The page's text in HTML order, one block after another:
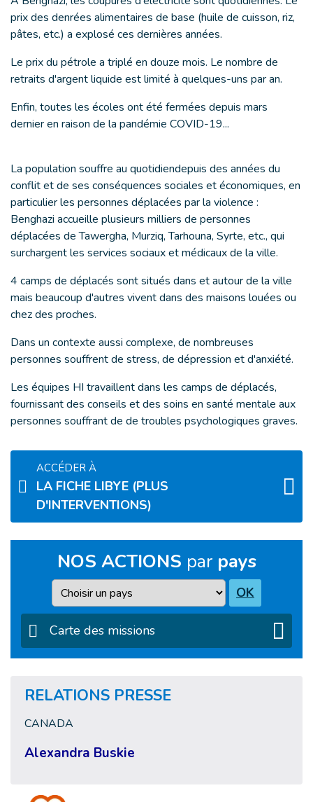
prix des denrées alimentaires de base (huile de cuisson, riz,
pâtes, etc.) a explosé ces dernières années.
Le prix du pétrole a triplé en douze mois. Le nombre de
retraits d'argent liquide est limité à quelques-uns par an.
Enfin, toutes les écoles ont été fermées depuis mars
dernier en raison de la pandémie COVID-19...
La population souffre au quotidiendepuis des années du
conflit et de ses conséquences sociales et économiques, en
particulier les personnes déplacées par la violence :
Benghazi accueille plusieurs milliers de personnes
déplacées de Tawergha, Murziq, Tarhouna, Syrte, etc., qui
surchargent les services sociaux et médicaux de la ville.
4 camps de déplacés sont situés dans et autour de la ville
mais beaucoup d'autres vivent dans des maisons louées ou
chez des proches.
Dans un contexte aussi complexe, de nombreuses
personnes souffrent de stress, de dépression et d'anxiété.
Les équipes HI travaillent dans les camps de déplacés,
fournissant des conseils et des soins en santé mentale aux
personnes souffrant de de troubles psychologiques graves.
ACCÉDER À
LA FICHE LIBYE (PLUS
D'INTERVENTIONS)
NOS ACTIONS par pays
Pays OK
Carte des missions
RELATIONS PRESSE
CANADA
Alexandra Buskie